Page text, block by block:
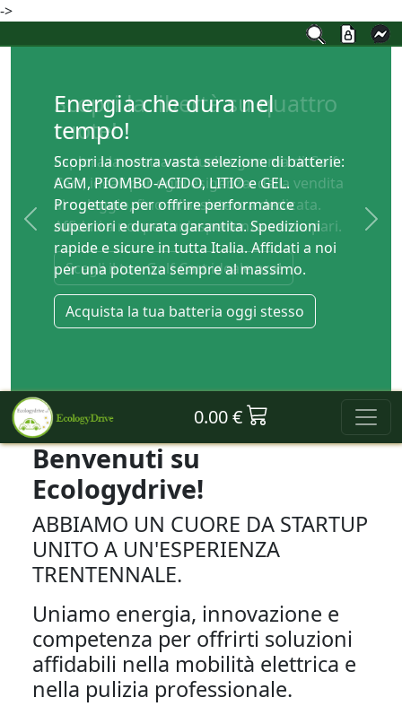
->
Energia che dura nel
tempo!
Scopri la nostra vasta selezione di batterie:
AGM, PIOMBO-ACIDO, LITIO e GEL.
Progettate per offrire performance
superiori e durata garantita. Spedizioni
rapide e sicure in tutta Italia. Affidati a noi
per una potenza sempre al massimo.
Acquista la tua batteria oggi stesso
Previous Next
0.00 €
Benvenuti su
Ecologydrive!
ABBIAMO UN CUORE DA STARTUP
UNITO A UN'ESPERIENZA
TRENTENNALE.
Uniamo energia, innovazione e
competenza per offrirti soluzioni
affidabili nella mobilità elettrica e
nella pulizia professionale.